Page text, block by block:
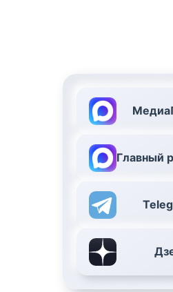
Главный